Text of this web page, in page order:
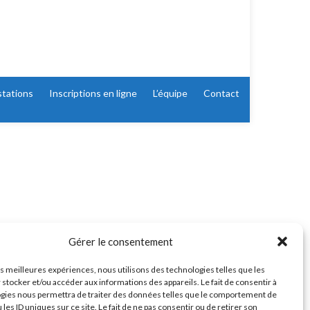
Gérer le consentement
meilleures expériences, nous utilisons des technologies telles que les
et/ou accéder aux informations des appareils. Le fait de consentir à
nous permettra de traiter des données telles que le comportement de
les ID uniques sur ce site. Le fait de ne pas consentir ou de retirer son
Inscriptions en ligne L’équipe Contact